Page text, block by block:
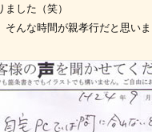
ました（笑）
そんな時間が親孝行だと思いま